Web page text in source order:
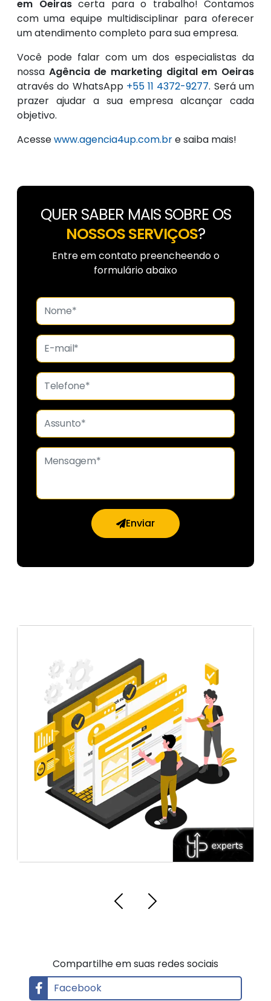
em Oeirascerta para o trabalho! Contamos
com uma equipe multidisciplinar para oferecer
um atendimento completo para sua empresa.
Você pode falar com um dos especialistas da
nossa Agência de marketing digital em Oeiras
através do WhatsApp +55 11 4372-9277. Será um
prazer ajudar a sua empresa alcançar cada
objetivo.
Acessewww.agencia4up.com.bre saiba mais!
QUER SABER MAIS SOBRE OS
NOSSOS SERVIÇOS?
Entre em contato preencheendo o
formulário abaixo
Enviar
Criação de Websites
Compartilhe em suas redes sociais
Facebook